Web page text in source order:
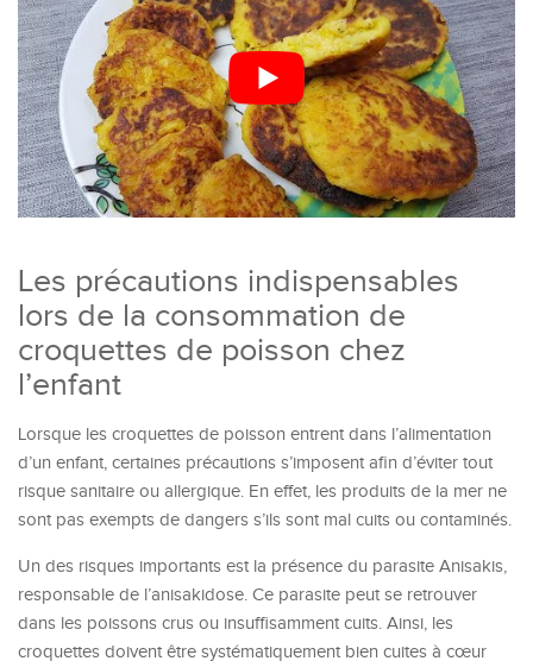
Les précautions indispensables
lors de la consommation de
croquettes de poisson chez
l’enfant
Lorsque les croquettes de poisson entrent dans l’alimentation
d’un enfant, certaines précautions s’imposent afin d’éviter tout
risque sanitaire ou allergique. En effet, les produits de la mer ne
sont pas exempts de dangers s’ils sont mal cuits ou contaminés.
Un des risques importants est la présence du parasite Anisakis,
responsable de l’anisakidose. Ce parasite peut se retrouver
dans les poissons crus ou insuffisamment cuits. Ainsi, les
croquettes doivent être systématiquement bien cuites à cœur